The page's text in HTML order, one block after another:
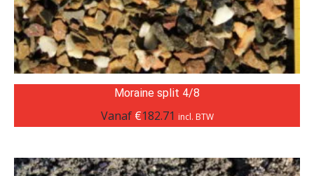
Moraine split 4/8
Vanaf €182.71 incl. BTW